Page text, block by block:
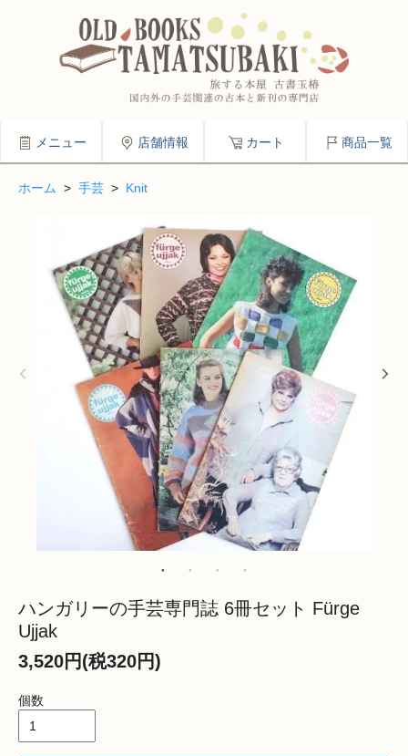
メニュー 店舗情報 カート 商品一覧
ホーム > 手芸 > Knit
ハンガリーの手芸専門誌 6冊セット Fürge
Ujjak
3,520円(税320円)
個数